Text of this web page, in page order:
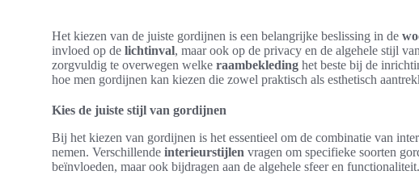
Het kiezen van de juiste gordijnen is een belangrijke beslissing in de
invloed op de lichtinval, maar ook op de privacy en de algehele stijl
zorgvuldig te overwegen welke raambekleding het beste bij de
hoe men gordijnen kan kiezen die zowel praktisch als esthetisch
Kies de juiste stijl van gordijnen
Bij het kiezen van gordijnen is het essentieel om de combinatie van
nemen. Verschillende interieurstijlen vragen om specifieke soorten
beïnvloeden, maar ook bijdragen aan de algehele sfeer en